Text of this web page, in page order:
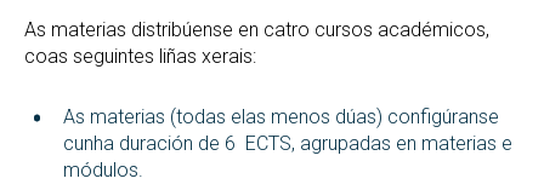
As materias distribúense en catro cursos académicos,
coas seguintes liñas xerais:
As materias (todas elas menos dúas) configúranse
cunha duración de 6 ECTS, agrupadas en materias e
módulos.